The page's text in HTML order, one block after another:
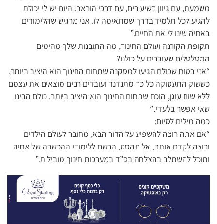
משמעת, עם גיוון בשיעורים, עם דרכי הוראה. היום יש לי יכולת
להגיע לכל תלמיד בדרך שמתאימה לו. אני מרגיש שהלימודים
באחיה שינו לי את החיים.”
תקופת הקורנה ועולם החינוך, מה התובנות שלך מהימים
המטלטלים שעוברים על כולנו?
“אני בטוח שכולם הגיעו למסקנה שתחום החינוך הוא היציב ביותר,
כששוק התעסוקה כל כך מתנדנד ועובדים רבים מוצאים את עצמם
ללא שום עוגן, הוכח שתחום החינוך הוא היציב ביותר. כולם הבינו
שאי אפשר בלעדיו.”
כמה מילים לסיום:
“אם אתה רוצה להשפיע על הדור הבא, מחובר לעולם הילדים
ורוצה לקדם אותם, אל תהסס, הרשם ללימודי ההכשרה של אחיה
ותוכל להשתלב בהצלחה בס”ד במערכות חינוך מובילות.”